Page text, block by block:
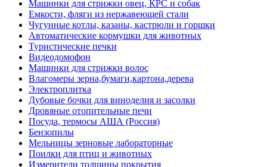
Машинки для стрижки овец, КРС и собак
Емкости, фляги из нержавеющей стали
Чугунные котлы, казаны, кастрюли и горшки
Автоматические кормушки для животных
Туристические печки
Видеодомофон
Машинки для стрижки волос
Влагомеры зерна,бумаги,картона,дерева
Электроплитка
Дубовые бочки для виноделия и засолки
Дровяные отопительные печи
Посуда, термосы АША (Россия)
Бензопилы
Мельницы зерновые лабораторные
Поилки для птиц и животных
Измерители толщины покрытия